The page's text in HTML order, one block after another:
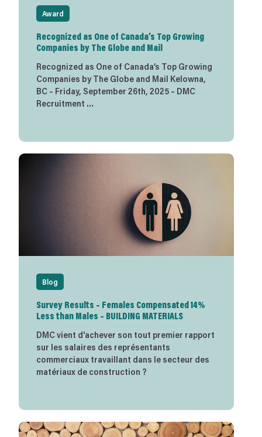
Award
Recognized as One of Canada’s Top Growing
Companies by The Globe and Mail
Recognized as One of Canada’s Top Growing
Companies by The Globe and Mail Kelowna,
BC – Friday, September 26th, 2025 – DMC
Recruitment …
Blog
Survey Results – Females Compensated 14%
Less than Males – BUILDING MATERIALS
DMC vient d'achever son tout premier rapport
sur les salaires des représentants
commerciaux travaillant dans le secteur des
matériaux de construction ?